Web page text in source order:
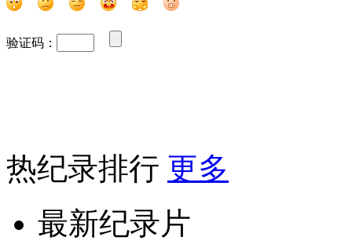
验证码：
热纪录排行 更多
最新纪录片